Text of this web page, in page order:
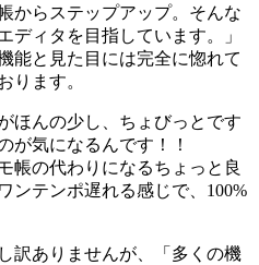
からステップアップ。そんな
ディタを目指しています。」
能と見た目には完全に惚れて
ります。
ほんの少し、ちょびっとです
が気になるんです！！
帳の代わりになるちょっと良
ンテンポ遅れる感じで、100%
訳ありませんが、「多くの機